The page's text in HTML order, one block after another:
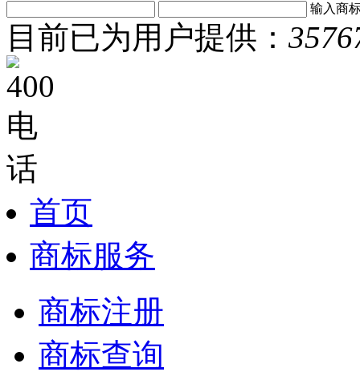
输入商
目前已为用户提供：
首页
商标服务
商标注册
商标查询